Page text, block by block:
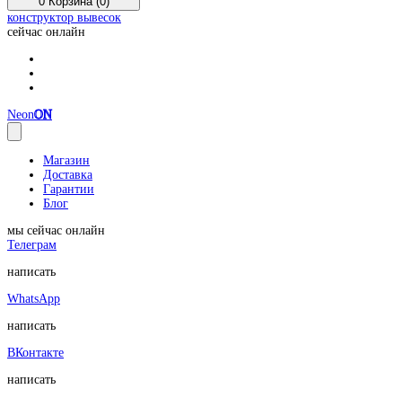
конструктор вывесок
сейчас онлайн
NeonON
Магазин
Доставка
Гарантии
Блог
мы сейчас онлайн
Телеграм
написать
WhatsApp
написать
ВКонтакте
написать